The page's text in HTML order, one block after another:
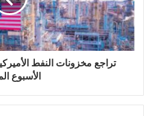
الأسبوع